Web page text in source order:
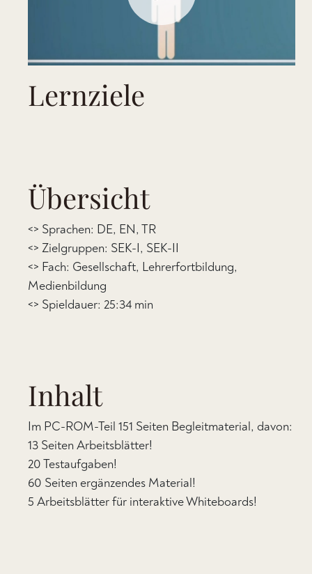
Lernziele
Übersicht
<> Sprachen: DE, EN, TR
<> Zielgruppen: SEK-I, SEK-II
<> Fach: Gesellschaft, Lehrerfortbildung,
Medienbildung
<> Spieldauer: 25:34 min
Inhalt
Im PC-ROM-Teil 151 Seiten Begleitmaterial, davon:
13 Seiten Arbeitsblätter!
20 Testaufgaben!
60 Seiten ergänzendes Material!
5 Arbeitsblätter für interaktive Whiteboards!